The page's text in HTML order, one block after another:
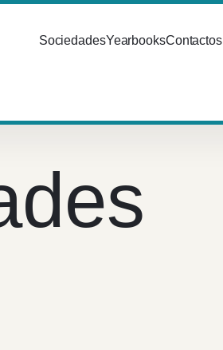
SociedadesYearbooksContactos